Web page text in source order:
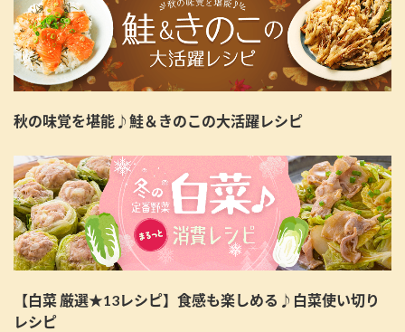
秋の味覚を堪能♪鮭＆きのこの大活躍レシピ
【白菜 厳選★13レシピ】食感も楽しめる♪白菜使い切り
レシピ